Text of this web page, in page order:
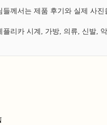
께서는 제품 후기와 실제 사
리카 시계, 가방, 의류, 신발,